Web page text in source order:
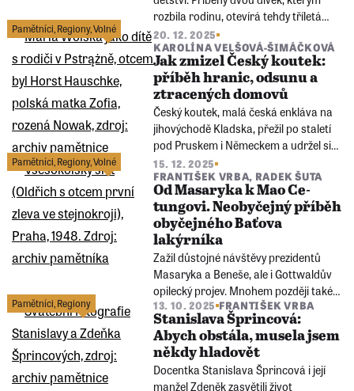
rozbila rodinu, otevírá tehdy tříletá
Ludmila Vlachová: „Tatínka popravili a
maminku jsem poznala jen podle jejích
krásných, bílých zubů.“
Pamětníci Regiony,Volné
20. 12. 2025
KAROLÍNA VELŠOVÁ-ŠIMÁČKOVÁ
Jak zmizel Český koutek:
příběh hranic, odsunu a
ztracených domovů
Český koutek, malá česká enkláva na
jihovýchodě Kladska, přežil po staletí
pod Pruskem i Německem a udržel si
vlastní podobu češtiny. Po roce 1945
však region převzalo Polsko, Němci
byli odsunuti a spolu s nimi postupně
zmizela i místní česká komunita.
Pamětníci Regiony,Volné
15. 12. 2025
FRANTIŠEK VRBA, RADEK ŠUTA
Od Masaryka k Mao Ce-
tungovi. Neobyčejný příběh
obyčejného Baťova
lakýrníka
Zažil důstojné návštěvy prezidentů
Masaryka a Beneše, ale i Gottwaldův
opilecký projev. Mnohem později také
stál jen několik metrů od čínského
diktátora Maa. Život Oldřicha Čunka je
stejně pestrý a mnohovrstevnatý jako
historický příběh jeho rodného města
Zlína.
Pamětníci Regiony 13. 10. 2025 FRANTIŠEK VRBA
Stanislava Šprincová:
Abych obstála, musela jsem
někdy hladovět
Docentka Stanislava Šprincová i její
manžel Zdeněk zasvětili život